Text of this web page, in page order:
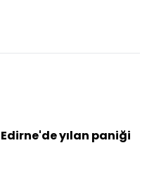
Edirne'de yılan paniği